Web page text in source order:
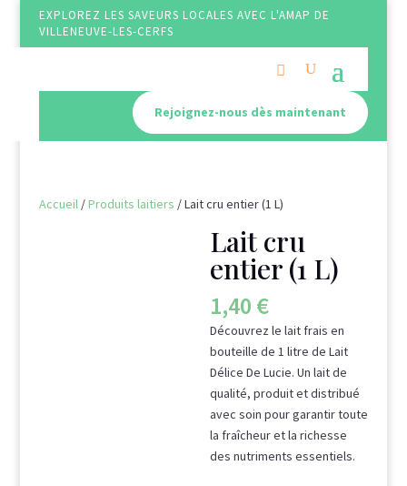
EXPLOREZ LES SAVEURS LOCALES AVEC L'AMAP DE
VILLENEUVE-LES-CERFS
Rejoignez-nous dès maintenant
Accueil/Produits laitiers / Lait cru entier (1 L)
Lait cru
entier (1 L)
1,40 €
Découvrez le lait frais en
bouteille de 1 litre de Lait
Délice De Lucie. Un lait de
qualité, produit et distribué
avec soin pour garantir toute
la fraîcheur et la richesse
des nutriments essentiels.